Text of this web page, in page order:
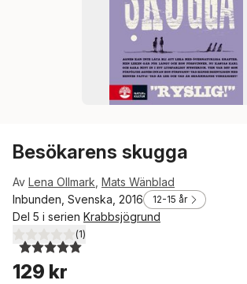
Besökarens skugga
Av Lena Ollmark Mats Wänblad
Inbunden, Svenska, 2016
12-15 år
Del 5 i serien Krabbsjögrund
5,0utav 5 stjärnor. Totalt antal röster:
(1)
129 kr